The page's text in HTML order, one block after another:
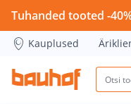
PIKNIKUKORV GINO 2-
Tuhanded tooted -
Kauplused